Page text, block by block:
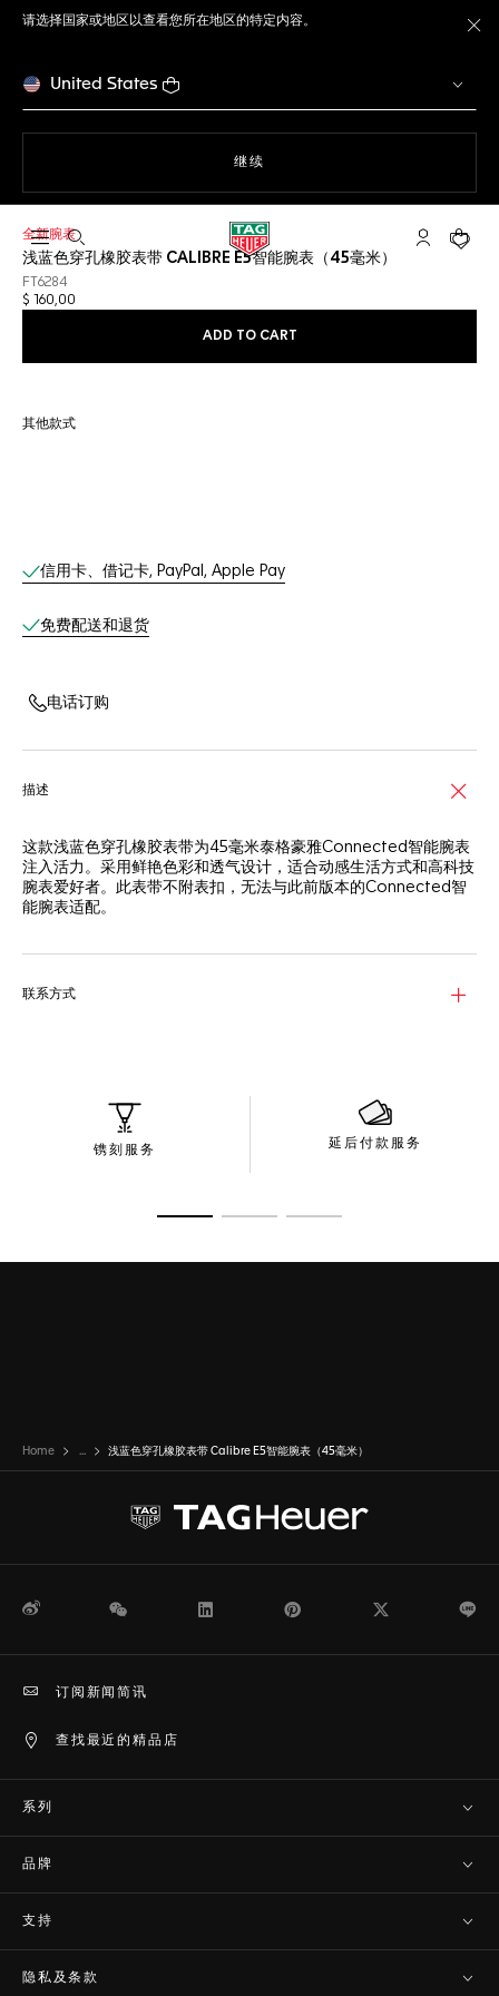
请选择国家或地区以查看您所在地区的特定内容。
United States
继续
打开搜索 My TAG您的
全新腕表
浅蓝色穿孔橡胶表带 CALIBRE E5智能腕表（45毫米）
FT6284
$ 160,00
ADD TO CART
其他款式
线上服务
信用卡、借记卡, PayPal, Apple Pay
免费配送和退货
电话订购
描述
这款浅蓝色穿孔橡胶表带为45毫米泰格豪雅Connected智能腕表
注入活力。采用鲜艳色彩和透气设计，适合动感生活方式和高科技
腕表爱好者。此表带不附表扣，无法与此前版本的Connected智
能腕表适配。
联系方式
镌刻服务 延后付款服务
Home ... 浅蓝色穿孔橡胶表带 Calibre E5智能腕表（45毫米）
微博 WeChat Pinterest
查找最近的精品店
订阅新闻简讯
系列
品牌
支持
隐私及条款